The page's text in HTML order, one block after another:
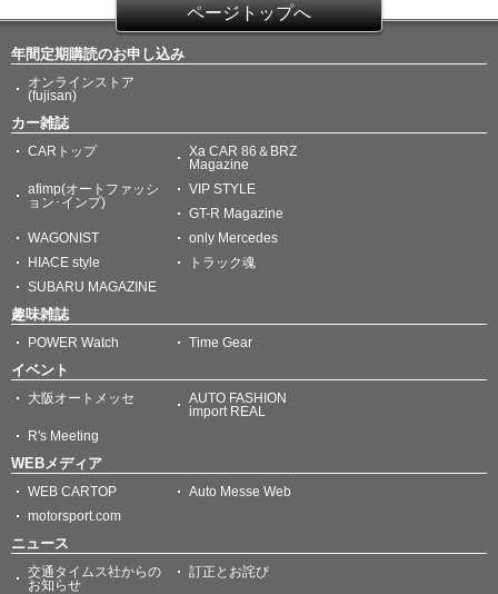
ページトップへ
年間定期購読のお申し込み
オンラインストア
(fujisan)
カー雑誌
CARトップ
Xa CAR 86＆BRZ
Magazine
afimp(オートファッシ
ョン･インプ)
VIP STYLE
GT-R Magazine
WAGONIST
only Mercedes
HIACE style
トラック魂
SUBARU MAGAZINE
趣味雑誌
POWER Watch Time Gear
イベント
大阪オートメッセ
AUTO FASHION
import REAL
R's Meeting
WEBメディア
WEB CARTOP
Auto Messe Web
motorsport.com
ニュース
交通タイムス社からの
お知らせ
訂正とお詫び